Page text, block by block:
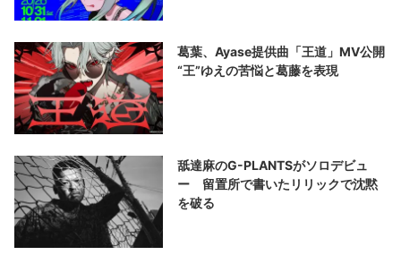
葛葉、Ayase提供曲「王道」MV公開
“王”ゆえの苦悩と葛藤を表現
舐達麻のG-PLANTSがソロデビュ
ー 留置所で書いたリリックで沈黙
を破る